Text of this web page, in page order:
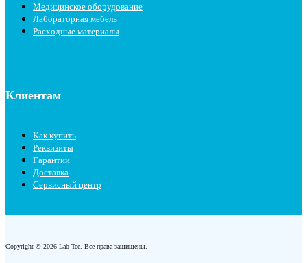
Медицинское оборудование
Лабораторная мебель
Расходные материалы
Клиентам
Как купить
Реквизиты
Гарантии
Доставка
Сервисный центр
Copyright © 2026 Lab-Tec. Все права защищены.